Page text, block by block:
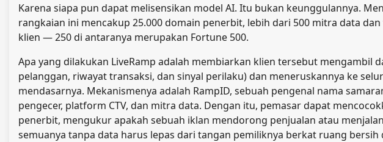
Karena siapa pun dapat melisensikan model AI. Itu bukan keunggulannya.
rangkaian ini mencakup 25.000 domain penerbit, lebih dari 500 mitra data
klien — 250 di antaranya merupakan Fortune 500.
Apa yang dilakukan LiveRamp adalah membiarkan klien tersebut mengambil
pelanggan, riwayat transaksi, dan sinyal perilaku) dan meneruskannya ke
mendasarnya. Mekanismenya adalah RampID, sebuah pengenal nama
pengecer, platform CTV, dan mitra data. Dengan itu, pemasar dapat
penerbit, mengukur apakah sebuah iklan mendorong penjualan atau
semuanya tanpa data harus lepas dari tangan pemiliknya berkat ruang bersih